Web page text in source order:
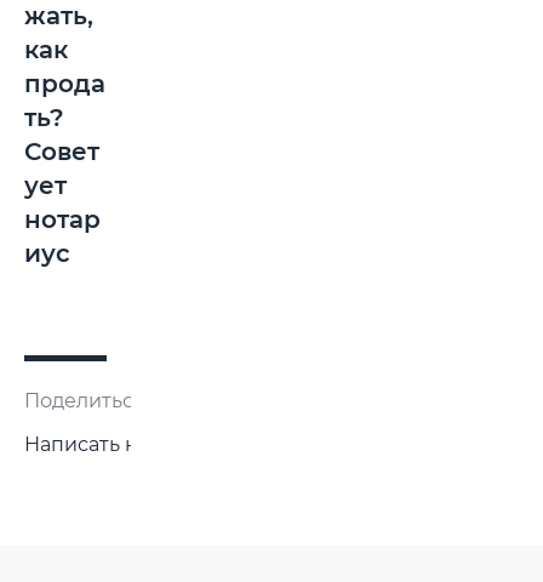
жать,
как
прода
ть?
Совет
ует
нотар
иус
Поделиться:
Написать нам